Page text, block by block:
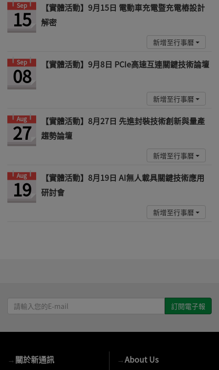
Sep
15
【實體活動】9月15日 電動車充電暨充電樁設計
解密
新增至行事曆
Sep
08 【實體活動】9月8日 PCIe高速互連關鍵技術論壇
新增至行事曆
Aug
27
【實體活動】8月27日 先進封裝技術創新與量產
趨勢論壇
新增至行事曆
Aug
19
【實體活動】8月19日 AI無人載具關鍵技術應用
研討會
新增至行事曆
請
輸
E-
→關於新通訊
→About Us